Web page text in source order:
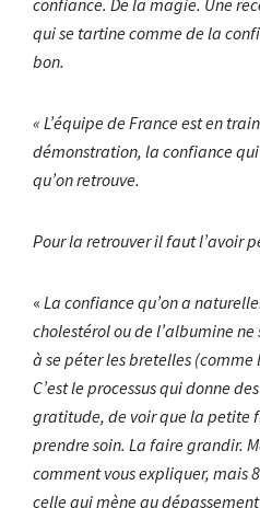
confiance. De la magie. Une
qui se tartine comme de la
bon.
« L’équipe de France est en
démonstration, la confiance qui
qu’on retrouve.
Pour la retrouver il faut l’avoir
« La confiance qu’on a
cholestérol ou de l’albumine
à se péter les bretelles (comme
C’est le processus qui donne
gratitude, de voir que la petite
prendre soin. La faire grandir.
comment vous expliquer, mais
celle qui mène au